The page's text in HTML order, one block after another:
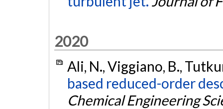
2020
Ali, N., Viggiano, B.,
based reduced-order
Chemical Engineering